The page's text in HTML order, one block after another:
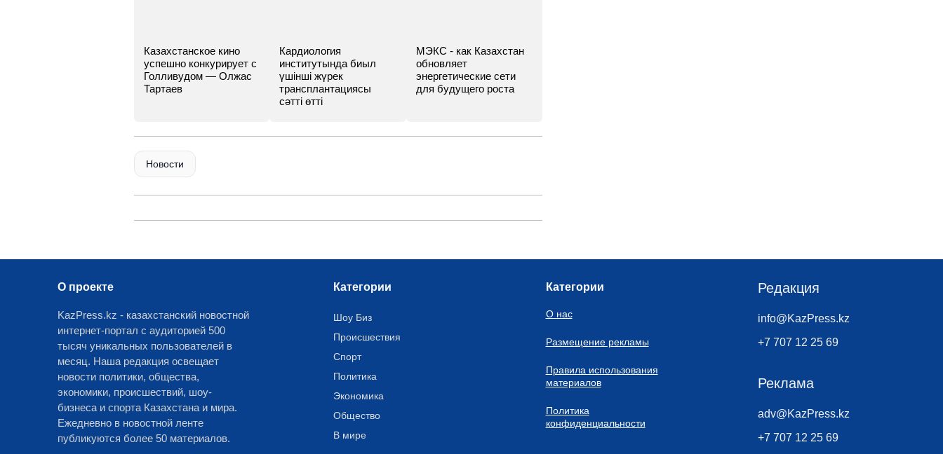
Казахстанское кино
успешно конкурирует с
Голливудом — Олжас
Тартаев
Кардиология
институтында биыл
үшінші жүрек
трансплантациясы
сәтті өтті
МЭКС - как Казахстан
обновляет
энергетические сети
для будущего роста
Новости
О проекте
KazPress.kz - казахстанский новостной
интернет-портал с аудиторией 500
тысяч уникальных пользователей в
месяц. Наша редакция освещает
новости политики, общества,
экономики, происшествий, шоу-
бизнеса и спорта Казахстана и мира.
Ежедневно в новостной ленте
публикуются более 50 материалов.
Категории
Шоу Биз
Происшествия
Спорт
Политика
Экономика
Общество
В мире
Категории
О нас
Размещение рекламы
Правила использования
материалов
Политика
конфиденциальности
Редакция
info@KazPress.kz
+7 707 12 25 69
Реклама
adv@KazPress.kz
+7 707 12 25 69